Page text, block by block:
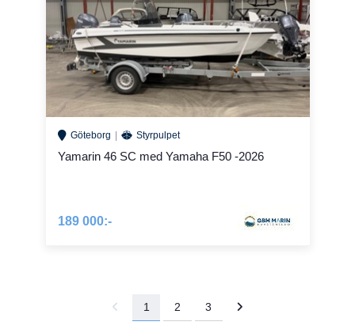
Göteborg Styrpulpet
Yamarin 46 SC med Yamaha F50 -2026
189 000:-
1 2 3